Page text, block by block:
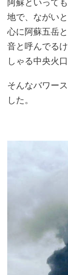
地で、ながい
心に阿蘇五岳
音と呼んでる
しゃる中央火
そんなバワー
した。